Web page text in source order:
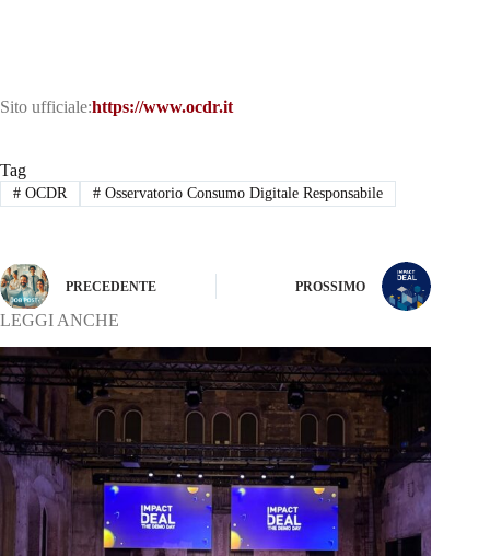
Sito ufficiale:https://www.ocdr.it
Tag
#OCDR #Osservatorio Consumo Digitale Responsabile
PRECEDENTE PROSSIMO
LEGGI ANCHE